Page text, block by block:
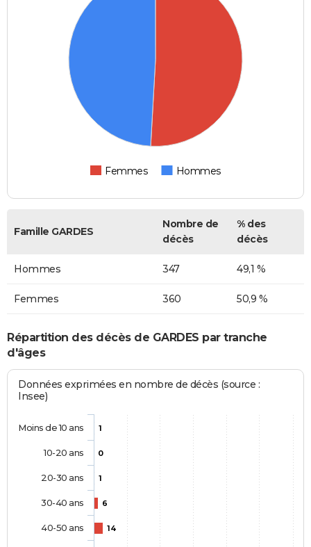
Femmes Hommes
Famille GARDES
Nombre de
décès
% des
décès
Hommes 347 49,1 %
Femmes 360 50,9 %
Répartition des décès de GARDES par tranche
d'âges
Données exprimées en nombre de décès (source :
Insee)
1
0
1
6
14
Moins de 10 ans
10-20 ans
20-30 ans
30-40 ans
40-50 ans